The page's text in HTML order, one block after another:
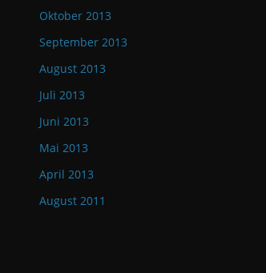
Oktober 2013
September 2013
August 2013
Juli 2013
Juni 2013
Mai 2013
April 2013
August 2011